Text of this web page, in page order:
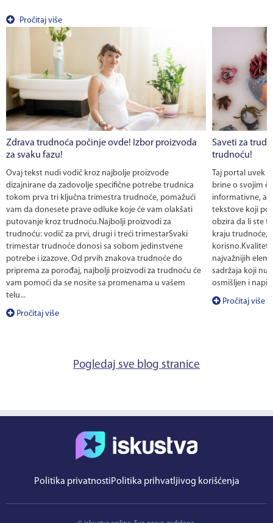
Pročitaj više
Zdrava trudnoća počinje ovde! Izbor proizvoda
za svaku fazu!
Ovaj tekst nudi vodič kroz najbolje proizvode
dizajnirane da zadovolje specifične potrebe trudnica
tokom prva tri ključna trimestra trudnoće, pomažući
vam da donesete prave odluke koje će vam olakšati
putovanje kroz trudnoću.Najbolji proizvodi za
trudnoću: vodič za prvi, drugi i treći trimestarSvaki
trimestar trudnoće donosi sa sobom jedinstvene
potrebe i izazove. Od prvih znakova trudnoće do
priprema za porođaj, najbolji proizvodi za trudnoću će
vam pomoći da se nosite sa promenama u vašem
telu...
Pročitaj više
Saveti za
trudnoću!
Taj portal uvek
brine o svojim
informativne, ali
tekstove koji
obzira da li ste
kraju trudnoće,
korisno.Kvalitet
najvažnijih
sadržaja koji
osmišljen i
Pročitaj više
Pogledaj sve blog stranice
Politika privatnostiPolitika prihvatljivog korišćenja